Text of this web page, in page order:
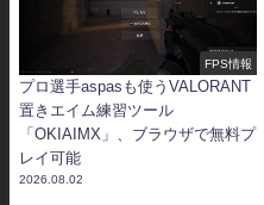
FPS情報
プロ選手aspasも使うVALORANT
置きエイム練習ツール
「OKIAIMX」、ブラウザで無料プ
レイ可能
2026.08.02